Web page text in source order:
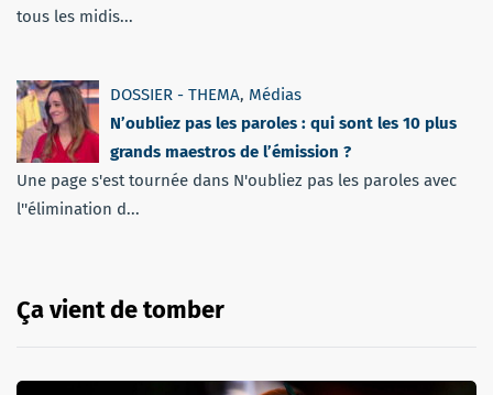
tous les midis...
DOSSIER - THEMA, Médias
N’oubliez pas les paroles : qui sont les 10 plus
grands maestros de l’émission ?
Une page s'est tournée dans N'oubliez pas les paroles avec
l''élimination d...
Ça vient de tomber